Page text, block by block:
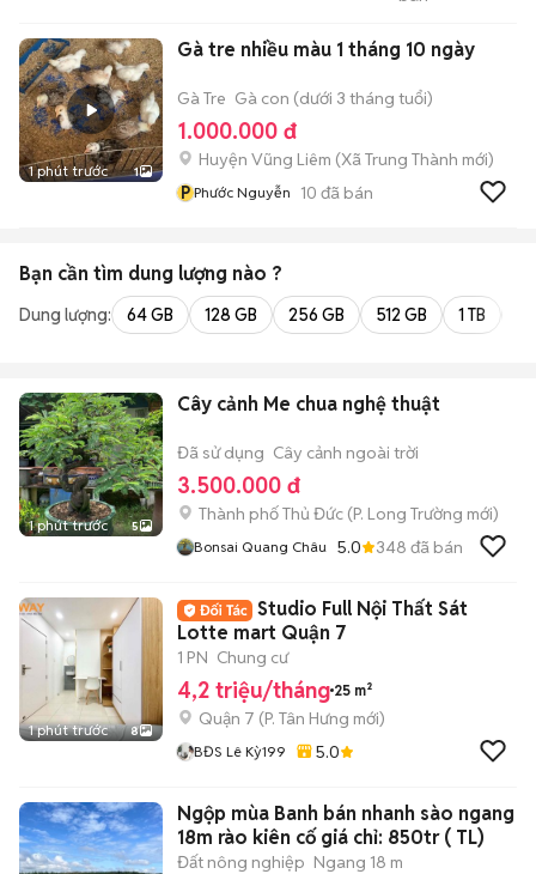
1 phút trước 1
Gà tre nhiều màu 1 tháng 10 ngày
Gà Tre Gà con (dưới 3 tháng tuổi)
1.000.000 đ
Huyện Vũng Liêm (Xã Trung Thành mới)
P Phước Nguyễn 10 đã bán
Bạn cần tìm dung lượng nào ?
Dung lượng: 64 GB 128 GB 256 GB 512 GB 1 TB
1 phút trước 5
Cây cảnh Me chua nghệ thuật
Đã sử dụng Cây cảnh ngoài trời
3.500.000 đ
Thành phố Thủ Đức (P. Long Trường mới)
Bonsai Quang Châu 5.0 348 đã bán
1 phút trước 8
Studio Full Nội Thất Sát
Lotte mart Quận 7
1 PN Chung cư
4,2 triệu/tháng 25 m²
Quận 7 (P. Tân Hưng mới)
BĐS Lê Kỳ199 5.0
Ngộp mùa Banh bán nhanh sào ngang
18m rào kiên cố giá chỉ: 850tr ( TL)
Đất nông nghiệp Ngang 18 m